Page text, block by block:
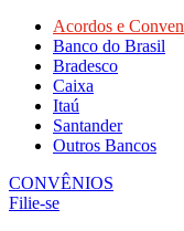
Acordos e
Banco do Brasil
Bradesco
Caixa
Itaú
Santander
Outros Bancos
CONVÊNIOS
Filie-se